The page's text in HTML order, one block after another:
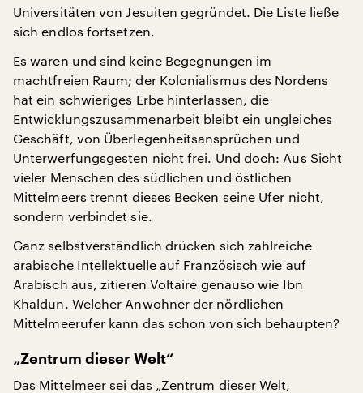
Universitäten von Jesuiten gegründet. Die Liste ließe
sich endlos fortsetzen.
Es waren und sind keine Begegnungen im
machtfreien Raum; der Kolonialismus des Nordens
hat ein schwieriges Erbe hinterlassen, die
Entwicklungszusammenarbeit bleibt ein ungleiches
Geschäft, von Überlegenheitsansprüchen und
Unterwerfungsgesten nicht frei. Und doch: Aus Sicht
vieler Menschen des südlichen und östlichen
Mittelmeers trennt dieses Becken seine Ufer nicht,
sondern verbindet sie.
Ganz selbstverständlich drücken sich zahlreiche
arabische Intellektuelle auf Französisch wie auf
Arabisch aus, zitieren Voltaire genauso wie Ibn
Khaldun. Welcher Anwohner der nördlichen
Mittelmeerufer kann das schon von sich behaupten?
„Zentrum dieser Welt“
Das Mittelmeer sei das „Zentrum dieser Welt,